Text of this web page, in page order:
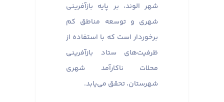
شهر الوند، بر پایه بازآفرینی
شهری و توسعه مناطق کم
برخوردار است که با استفاده از
ظرفیت‌های ستاد بازآفرینی
محلات ناکارآمد شهری
شهرستان، تحقق می‌یابد.